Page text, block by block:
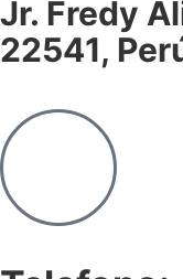
Jr. Fredy
22541,